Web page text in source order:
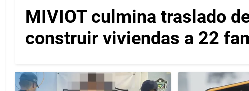
MIVIOT culmina traslado
construir viviendas a 22